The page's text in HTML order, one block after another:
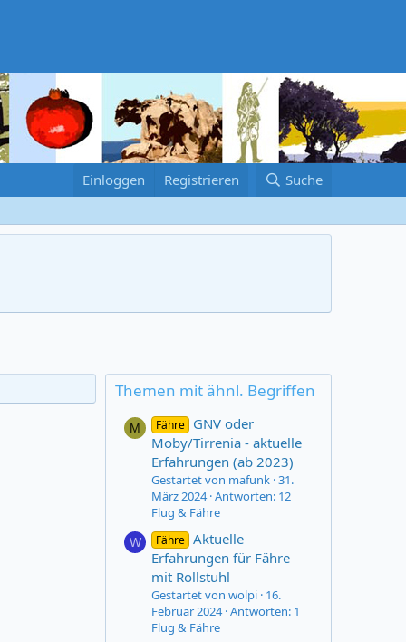
Einloggen Registrieren Suche
Themen mit ähnl. Begriffen
M Fähre GNV oder
Moby/Tirrenia - aktuelle
Erfahrungen (ab 2023)
Gestartet von mafunk 31.
März 2024 Antworten: 12
Flug & Fähre
W Fähre Aktuelle
Erfahrungen für Fähre
mit Rollstuhl
Gestartet von wolpi 16.
Februar 2024 Antworten: 1
Flug & Fähre